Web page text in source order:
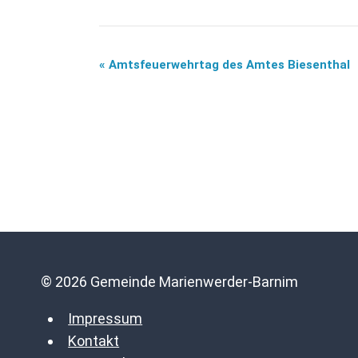
Veranstaltung-
« Amtsfeuerwehrtag des Amtes Biesenthal
© 2026 Gemeinde Marienwerder-Barnim
Impressum
Kontakt